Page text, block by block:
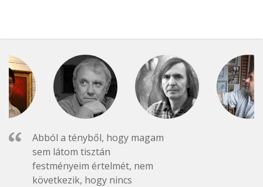
Abból a tényből, hogy magam
sem látom tisztán
festményeim értelmét, nem
következik, hogy nincs